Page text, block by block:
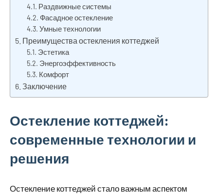
Раздвижные системы
Фасадное остекление
Умные технологии
Преимущества остекления коттеджей
Эстетика
Энергоэффективность
Комфорт
Заключение
Остекление коттеджей:
современные технологии и
решения
Остекление коттеджей стало важным аспектом